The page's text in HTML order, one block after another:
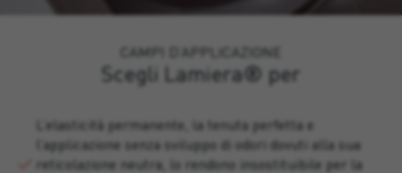
CAMPI D’APPLICAZIONE
Scegli Lamiera® per
L’elasticità permanente, la tenuta perfetta e
l’applicazione senza sviluppo di odori dovuti alla sua
reticolazione neutra, lo rendono insostituibile per la